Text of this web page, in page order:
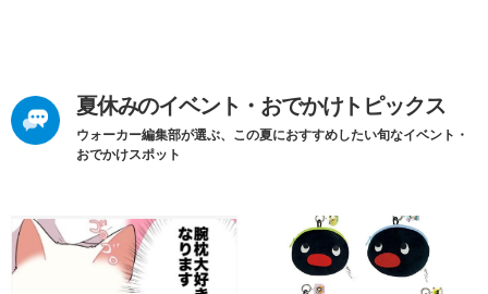
夏休みのイベント・おでかけトピックス
ウォーカー編集部が選ぶ、この夏におすすめしたい旬なイベント・
おでかけスポット